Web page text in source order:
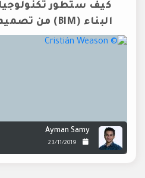
كيف ستطور
البناء (BIM) من تصميم وإنشاء المباني؟
Ayman Samy
23/11/2019